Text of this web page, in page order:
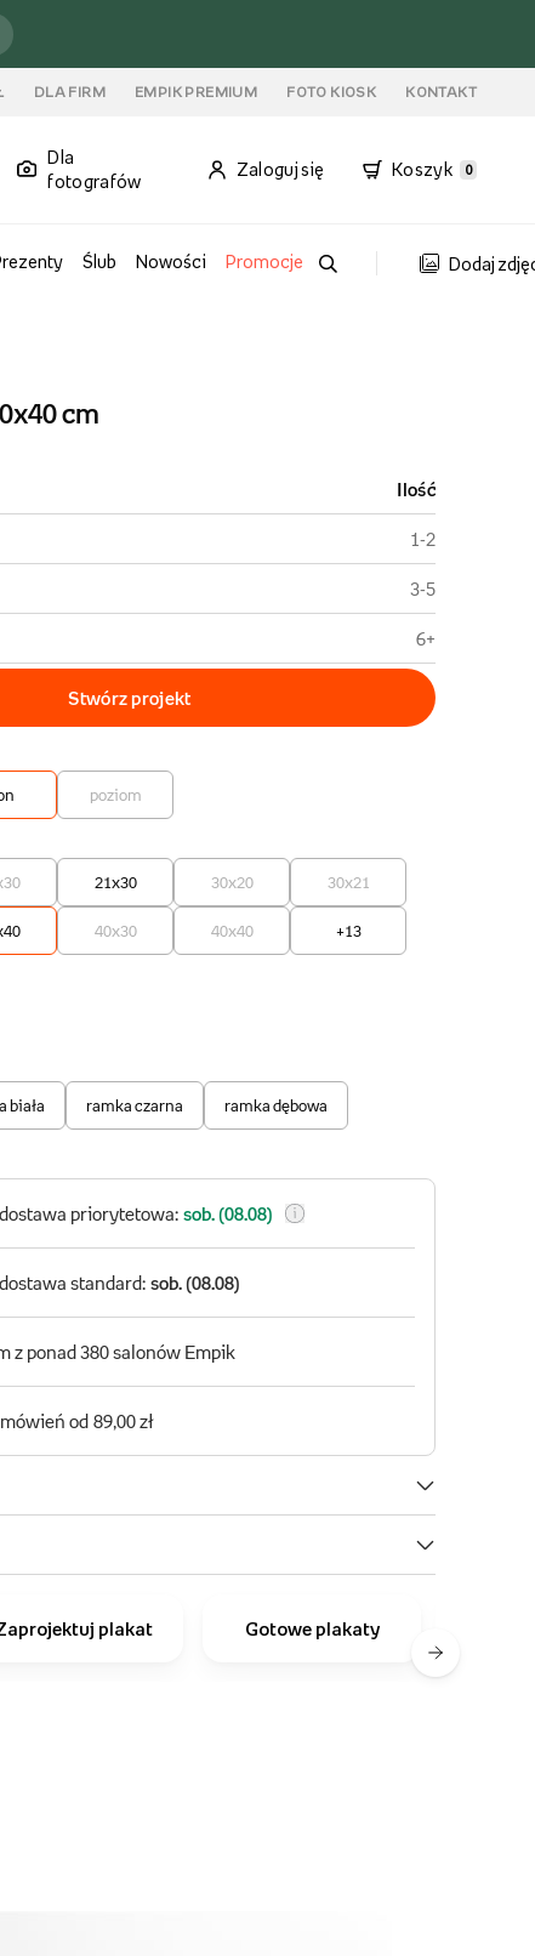
DLA FIRM EMPIK PREMIUM FOTO KIOSK KONTAKT
Dla
fotografów
Zaloguj się Koszyk 0
Ślub Nowości Promocje Dodaj
plakat Gotowe plakaty